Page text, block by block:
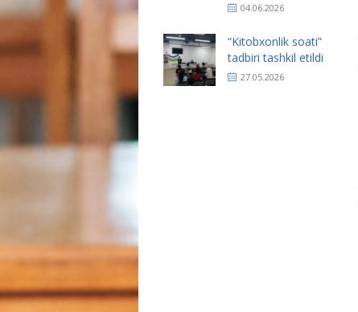
04.06.2026
“Kitobxonlik soati”
tadbiri tashkil etildi
27.05.2026